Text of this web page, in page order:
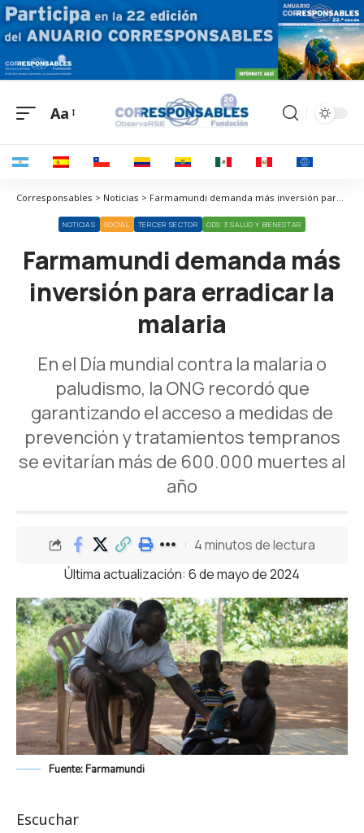
Aa
Corresponsables > Noticias > Farmamundi demanda más inversión para erradicar la malaria
NOTICIAS SOCIAL TERCER SECTOR ODS 3 SALUD Y BIENESTAR
Farmamundi demanda más
inversión para erradicar la
malaria
En el Día mundial contra la malaria o
paludismo, la ONG recordó que
garantizando el acceso a medidas de
prevención y tratamientos tempranos
se evitarían más de 600.000 muertes al
año
Última actualización: 6 de mayo de 2024
4 minutos de lectura
Fuente: Farmamundi
Escuchar